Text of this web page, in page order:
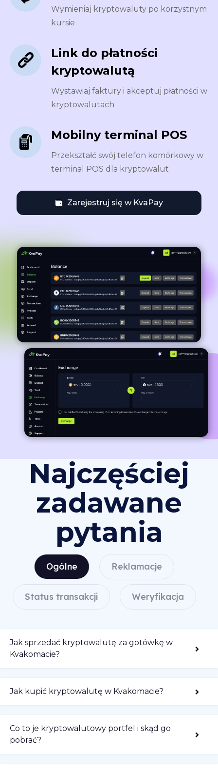
Wymieniaj kryptowaluty po korzystnym
kursie
Link do płatności
kryptowalutą
Wystawiaj faktury i akceptuj płatności w
kryptowalutach
Mobilny terminal POS
Przekształć swój telefon komórkowy w
terminal POS dla kryptowalut
Zarejestruj się w KvaPay
Najczęściej
zadawane
pytania
Ogólne Reklamacje
Status transakcji Weryfikacja
Jak sprzedać kryptowalutę za gotówkę w
Kvakomacie?
Jak kupić kryptowalutę w Kvakomacie?
Co to je kryptowalutowy portfel i skąd go
pobrać?